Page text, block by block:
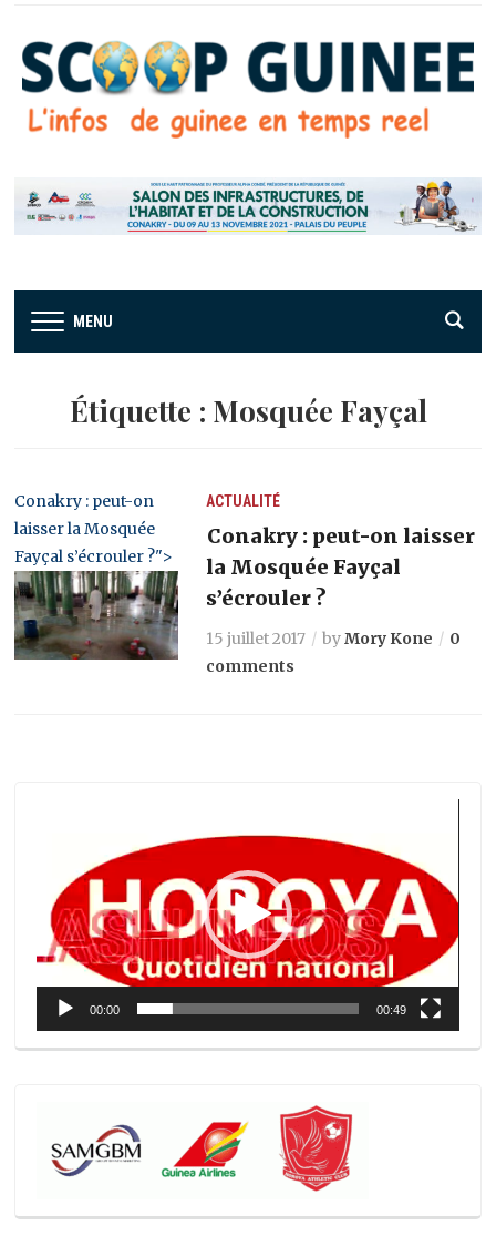
MENU
Étiquette : Mosquée Fayçal
Conakry : peut-on
laisser la Mosquée
Fayçal s’écrouler ?">
ACTUALITÉ
Conakry : peut-on laisser
la Mosquée Fayçal
s’écrouler ?
15 juillet 2017 byMory Kone
0
comments
00:00 00:49